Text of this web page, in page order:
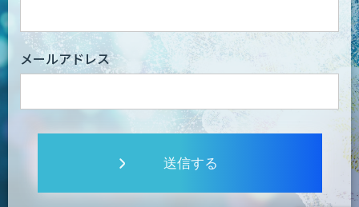
メールアドレス
送信する